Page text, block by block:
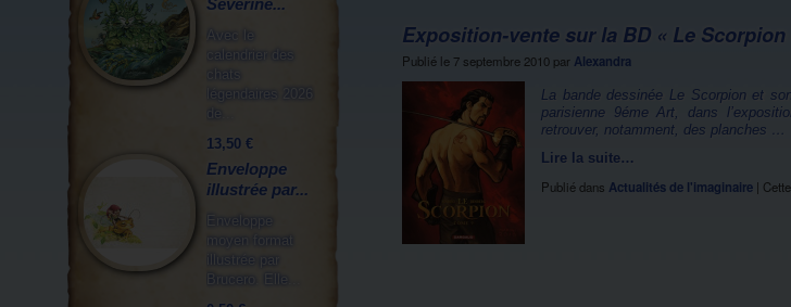
Exposition-vente sur la BD « Le Scorpion
Publié le 7 septembre 2010 par Alexandra
La bande dessinée Le Scorpion et
parisienne 9éme Art, dans
retrouver, notamment, des planches …
Lire la suite…
Publié dans Actualités de l'imaginaire |
Séverine...
Avec le
calendrier des
chats
légendaires 2026
de...
13,50 €
Enveloppe
illustrée par...
Enveloppe
moyen format
illustrée par
Brucero. Elle...